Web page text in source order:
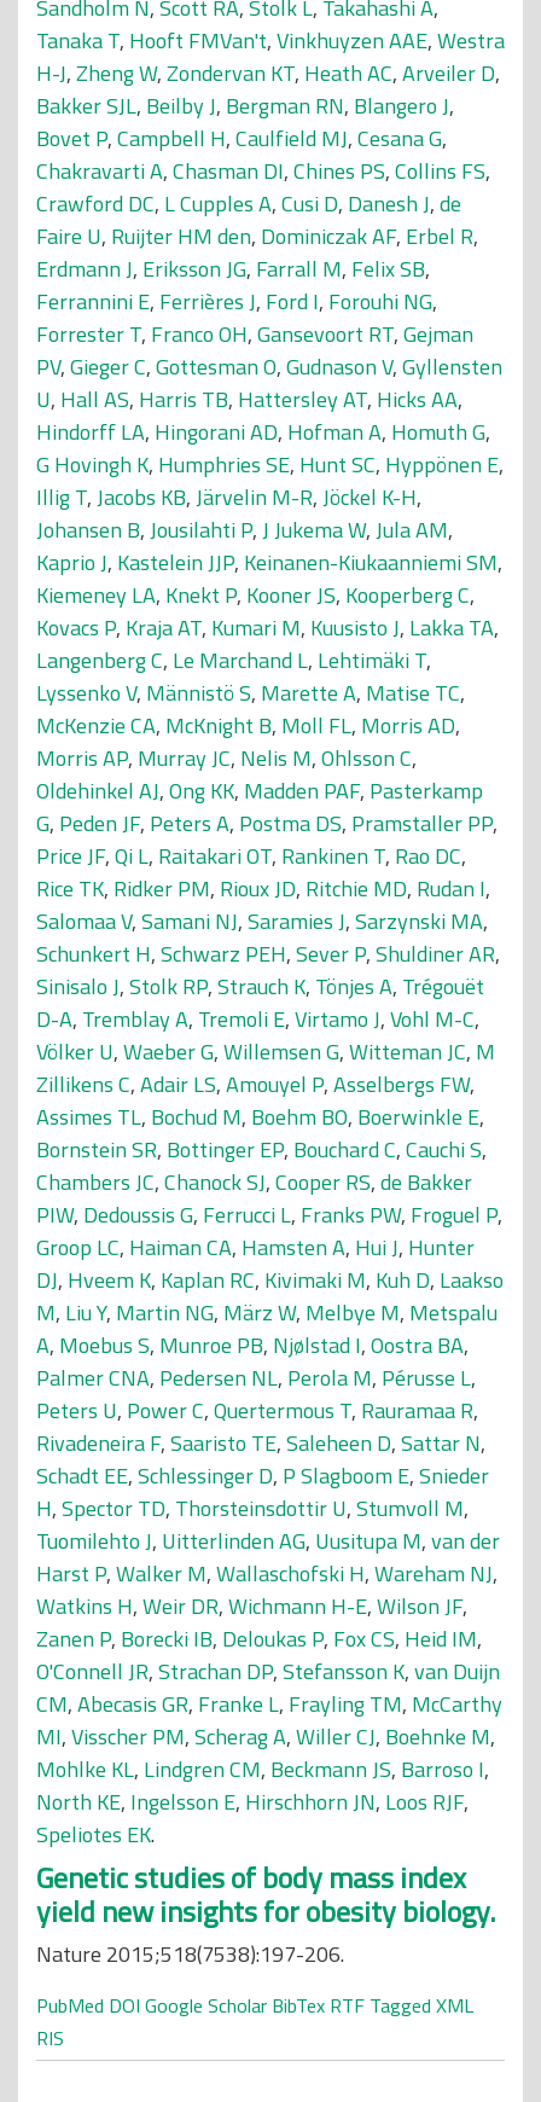
Sandholm N,Scott RA,Stolk L, Takahashi A,
Tanaka T, Hooft FMVan't,Vinkhuyzen AAE,Westra
H-J,Zheng W,Zondervan KT, Heath AC,Arveiler D,
Bakker SJL, Beilby J, Bergman RN, Blangero J,
Bovet P,Campbell H,Caulfield MJ,Cesana G,
Chakravarti A,Chasman DI,Chines PS,Collins FS,
Crawford DC, L Cupples A,Cusi D, Danesh J,de
Faire U, Ruijter HM den, Dominiczak AF, Erbel R,
Erdmann J, Eriksson JG, Farrall M, Felix SB,
Ferrannini E, Ferrières J, Ford I, Forouhi NG,
Forrester T, Franco OH,Gansevoort RT,Gejman
PV,Gieger C,Gottesman O,Gudnason V,Gyllensten
U, Hall AS, Harris TB, Hattersley AT, Hicks AA,
Hindorff LA, Hingorani AD, Hofman A, Homuth G,
G Hovingh K, Humphries SE, Hunt SC, Hyppönen E,
Illig T,Jacobs KB,Järvelin M-R,Jöckel K-H,
Johansen B,Jousilahti P,J Jukema W,Jula AM,
Kaprio J, Kastelein JJP, Keinanen-Kiukaanniemi SM,
Kiemeney LA, Knekt P, Kooner JS, Kooperberg C,
Kovacs P, Kraja AT, Kumari M, Kuusisto J, Lakka TA,
Langenberg C, Le Marchand L, Lehtimäki T,
Lyssenko V, Männistö S, Marette A, Matise TC,
McKenzie CA, McKnight B, Moll FL, Morris AD,
Morris AP, Murray JC, Nelis M,Ohlsson C,
Oldehinkel AJ,Ong KK, Madden PAF, Pasterkamp
G, Peden JF, Peters A, Postma DS, Pramstaller PP,
Price JF,Qi L, Raitakari OT, Rankinen T, Rao DC,
Rice TK, Ridker PM, Rioux JD, Ritchie MD, Rudan I,
Salomaa V,Samani NJ,Saramies J,Sarzynski MA,
Schunkert H,Schwarz PEH,Sever P,Shuldiner AR,
Sinisalo J,Stolk RP,Strauch K, Tönjes A, Trégouët
D-A, Tremblay A, Tremoli E,Virtamo J,Vohl M-C,
Völker U,Waeber G,Willemsen G,Witteman JC, M
Zillikens C,Adair LS,Amouyel P,Asselbergs FW,
Assimes TL, Bochud M, Boehm BO, Boerwinkle E,
Bornstein SR, Bottinger EP, Bouchard C,Cauchi S,
Chambers JC,Chanock SJ,Cooper RS,de Bakker
PIW, Dedoussis G, Ferrucci L, Franks PW, Froguel P,
Groop LC, Haiman CA, Hamsten A, Hui J, Hunter
DJ, Hveem K, Kaplan RC, Kivimaki M, Kuh D, Laakso
M, Liu Y, Martin NG, März W, Melbye M, Metspalu
A, Moebus S, Munroe PB, Njølstad I,Oostra BA,
Palmer CNA, Pedersen NL, Perola M, Pérusse L,
Peters U, Power C,Quertermous T, Rauramaa R,
Rivadeneira F,Saaristo TE,Saleheen D,Sattar N,
Schadt EE,Schlessinger D, P Slagboom E,Snieder
H,Spector TD, Thorsteinsdottir U,Stumvoll M,
Tuomilehto J, Uitterlinden AG, Uusitupa M,van der
Harst P,Walker M,Wallaschofski H,Wareham NJ,
Watkins H,Weir DR,Wichmann H-E,Wilson JF,
Zanen P, Borecki IB, Deloukas P, Fox CS, Heid IM,
O'Connell JR,Strachan DP,Stefansson K,van Duijn
CM,Abecasis GR, Franke L, Frayling TM, McCarthy
MI,Visscher PM,Scherag A,Willer CJ, Boehnke M,
Mohlke KL, Lindgren CM, Beckmann JS, Barroso I,
North KE, Ingelsson E, Hirschhorn JN, Loos RJF,
Speliotes EK.
Genetic studies of body mass index
yield new insights for obesity biology.
Nature 2015;518(7538):197-206.
PubMed DOI Google Scholar BibTex RTF Tagged XML
RIS